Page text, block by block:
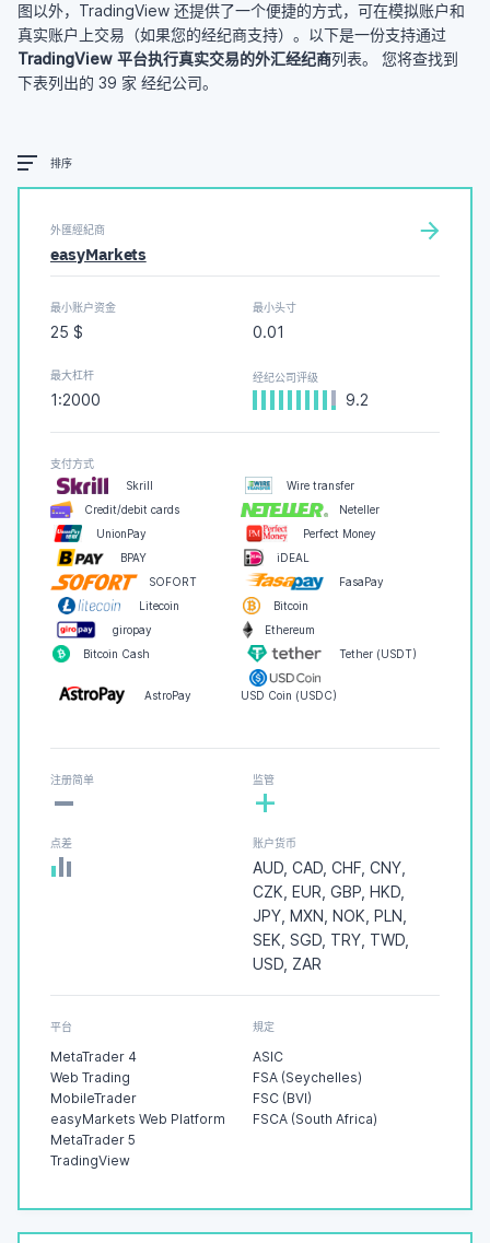
图以外，TradingView 还提供了一个便捷的方式，可在模拟账户和
真实账户上交易（如果您的经纪商支持）。以下是一份支持通过
TradingView 平台执行真实交易的外汇经纪商列表。 您将查找到
下表列出的 39 家 经纪公司。
排序
外匯經紀商
easyMarkets
最小账户资金
25 $
最小头寸
0.01
最大杠杆
1:2000
经纪公司评级
9.2
支付方式
Skrill
Wire transfer
Credit/debit cards
Neteller
UnionPay
Perfect Money
BPAY
iDEAL
SOFORT
FasaPay
Litecoin
Bitcoin
giropay
Ethereum
Bitcoin Cash
Tether (USDT)
AstroPay USD Coin (USDC)
注册简单
- 监管
+
点差 账户货币
AUD, CAD, CHF, CNY,
CZK, EUR, GBP, HKD,
JPY, MXN, NOK, PLN,
SEK, SGD, TRY, TWD,
USD, ZAR
平台
MetaTrader 4
Web Trading
MobileTrader
easyMarkets Web Platform
MetaTrader 5
TradingView
規定
ASIC
FSA (Seychelles)
FSC (BVI)
FSCA (South Africa)